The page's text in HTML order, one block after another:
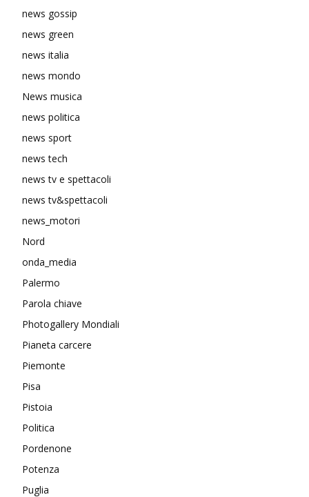
news gossip
news green
news italia
news mondo
News musica
news politica
news sport
news tech
news tv e spettacoli
news tv&spettacoli
news_motori
Nord
onda_media
Palermo
Parola chiave
Photogallery Mondiali
Pianeta carcere
Piemonte
Pisa
Pistoia
Politica
Pordenone
Potenza
Puglia